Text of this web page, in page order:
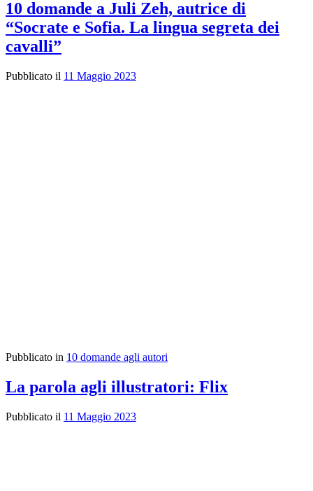
10 domande a Juli Zeh, autrice di
“Socrate e Sofia. La lingua segreta dei
cavalli”
Pubblicato il 11 Maggio 2023
Pubblicato in 10 domande agli autori
La parola agli illustratori: Flix
Pubblicato il 11 Maggio 2023